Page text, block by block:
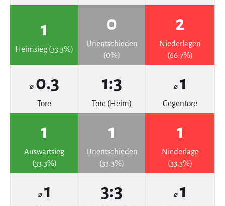
1
Heimsieg (33.3%)
0
Unentschieden
(0%)
2
Niederlagen
(66.7%)
⌀ 0.3
Tore
1:3
Tore (Heim)
⌀ 1
Gegentore
1
Auswärtsieg
(33.3%)
1
Unentschieden
(33.3%)
1
Niederlage
(33.3%)
⌀ 1 3:3 ⌀ 1